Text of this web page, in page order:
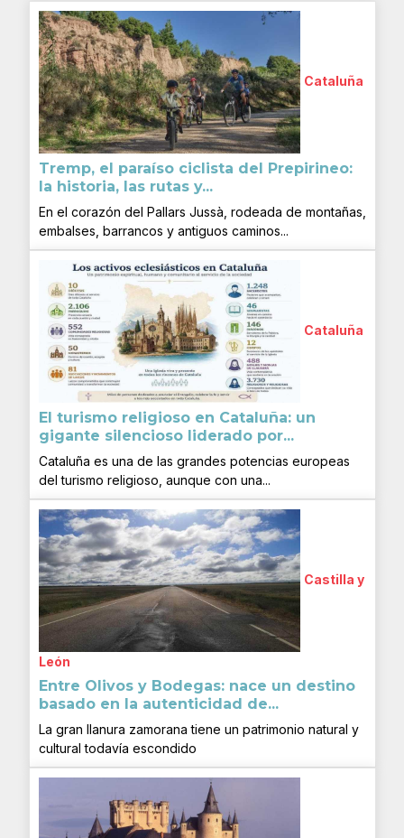
Cataluña
Tremp, el paraíso ciclista del Prepirineo:
la historia, las rutas y...
En el corazón del Pallars Jussà, rodeada de montañas,
embalses, barrancos y antiguos caminos...
Cataluña
El turismo religioso en Cataluña: un
gigante silencioso liderado por...
Cataluña es una de las grandes potencias europeas
del turismo religioso, aunque con una...
Castilla y
León
Entre Olivos y Bodegas: nace un destino
basado en la autenticidad de...
La gran llanura zamorana tiene un patrimonio natural y
cultural todavía escondido